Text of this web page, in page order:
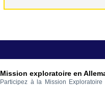
Mission exploratoire en
Participez à la Mission